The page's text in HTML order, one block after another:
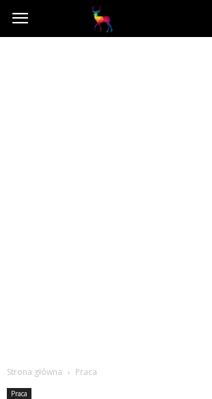
Mooseart.pl
Strona główna Praca
Praca